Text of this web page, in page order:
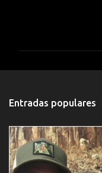
t
r
i
o
Entradas populares